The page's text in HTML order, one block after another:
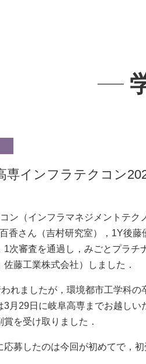
専インフラテクコン
ン（インフラマネジメントテ
香さん（吉村研究室），1Y後
1次審査を通過し，みごとプラ
藤工業株式会社）しました．
れましたが，環境都市工学科
月29日に岐阜高専までお越し
を受け取りました．
募したのは今回が初めてで，初